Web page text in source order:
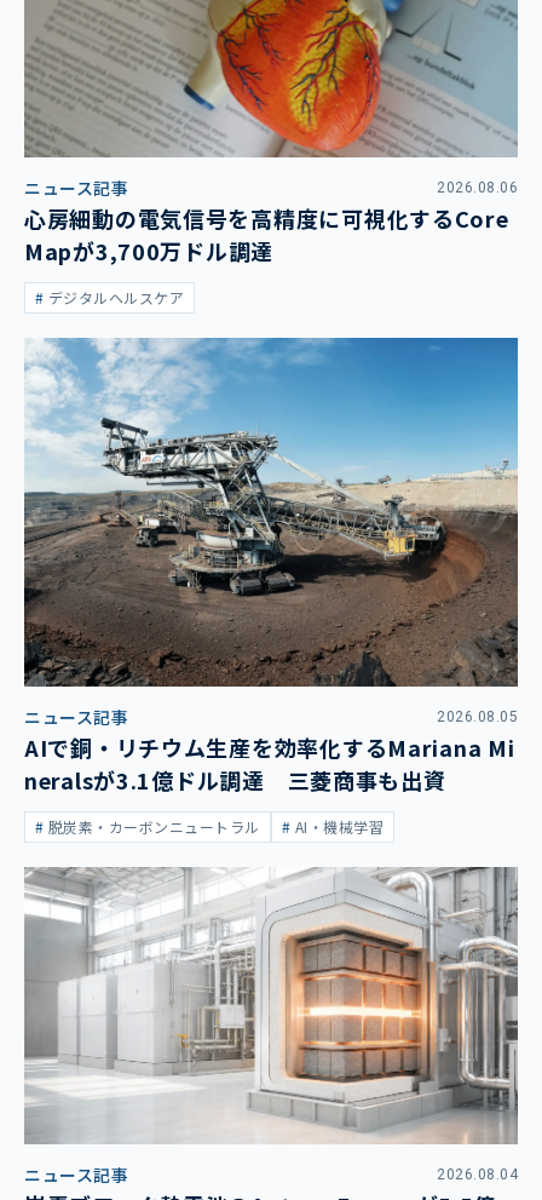
ニュース記事 2026.08.06
心房細動の電気信号を高精度に可視化するCore
Mapが3,700万ドル調達
デジタルヘルスケア
ニュース記事 2026.08.05
AIで銅・リチウム生産を効率化するMariana Mi
neralsが3.1億ドル調達 三菱商事も出資
脱炭素・カーボンニュートラル AI・機械学習
ニュース記事 2026.08.04